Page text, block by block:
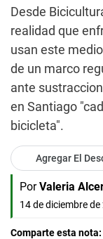
Desde
realidad que
usan este
de un marco
ante
en Santiago
bicicleta".
Agregar El
Por Valeria
14 de diciembre
Comparte esta nota: